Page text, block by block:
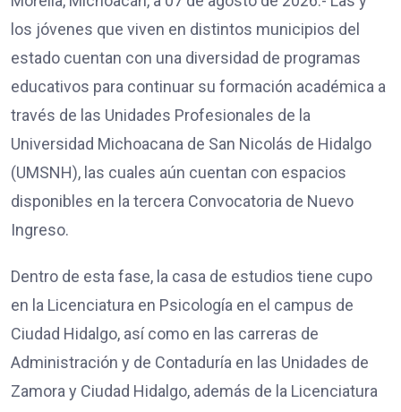
los jóvenes que viven en distintos municipios del
estado cuentan con una diversidad de programas
educativos para continuar su formación académica a
través de las Unidades Profesionales de la
Universidad Michoacana de San Nicolás de Hidalgo
(UMSNH), las cuales aún cuentan con espacios
disponibles en la tercera Convocatoria de Nuevo
Ingreso.
Dentro de esta fase, la casa de estudios tiene cupo
en la Licenciatura en Psicología en el campus de
Ciudad Hidalgo, así como en las carreras de
Administración y de Contaduría en las Unidades de
Zamora y Ciudad Hidalgo, además de la Licenciatura